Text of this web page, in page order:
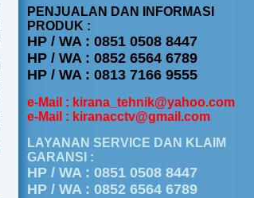
PENJUALAN DAN INFORMASI
PRODUK :
HP / WA : 0851 0508 8447
HP / WA : 0852 6564 6789
HP / WA : 0813 7166 9555
e-Mail : kirana_tehnik@yahoo.com
e-Mail : kiranacctv@gmail.com
LAYANAN SERVICE DAN KLAIM
GARANSI :
HP / WA : 0851 0508 8447
HP / WA : 0852 6564 6789